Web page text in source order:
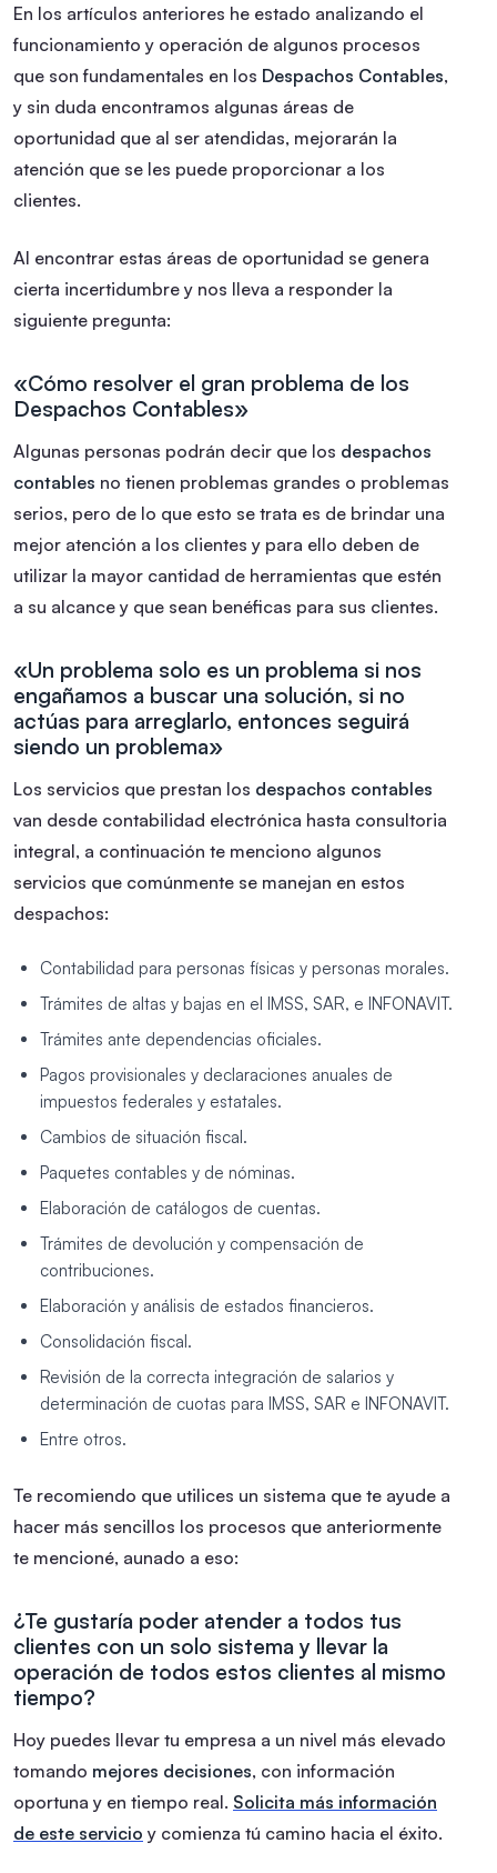
En los artículos anteriores he estado analizando el
funcionamiento y operación de algunos procesos
que son fundamentales en los Despachos Contables,
y sin duda encontramos algunas áreas de
oportunidad que al ser atendidas, mejorarán la
atención que se les puede proporcionar a los
clientes.
Al encontrar estas áreas de oportunidad se genera
cierta incertidumbre y nos lleva a responder la
siguiente pregunta:
«Cómo resolver el gran problema de los
Despachos Contables»
Algunas personas podrán decir que los despachos
contables no tienen problemas grandes o problemas
serios, pero de lo que esto se trata es de brindar una
mejor atención a los clientes y para ello deben de
utilizar la mayor cantidad de herramientas que estén
a su alcance y que sean benéficas para sus clientes.
«Un problema solo es un problema si nos
engañamos a buscar una solución, si no
actúas para arreglarlo, entonces seguirá
siendo un problema»
Los servicios que prestan los despachos contables
van desde contabilidad electrónica hasta consultoria
integral, a continuación te menciono algunos
servicios que comúnmente se manejan en estos
despachos:
Contabilidad para personas físicas y personas morales.
Trámites de altas y bajas en el IMSS, SAR, e INFONAVIT.
Trámites ante dependencias oficiales.
Pagos provisionales y declaraciones anuales de
impuestos federales y estatales.
Cambios de situación fiscal.
Paquetes contables y de nóminas.
Elaboración de catálogos de cuentas.
Trámites de devolución y compensación de
contribuciones.
Elaboración y análisis de estados financieros.
Consolidación fiscal.
Revisión de la correcta integración de salarios y
determinación de cuotas para IMSS, SAR e INFONAVIT.
Entre otros.
Te recomiendo que utilices un sistema que te ayude a
hacer más sencillos los procesos que anteriormente
te mencioné, aunado a eso:
¿Te gustaría poder atender a todos tus
clientes con un solo sistema y llevar la
operación de todos estos clientes al mismo
tiempo?
Hoy puedes llevar tu empresa a un nivel más elevado
tomando mejores decisiones, con información
oportuna y en tiempo real. Solicita más información
de este servicio y comienza tú camino hacia el éxito.